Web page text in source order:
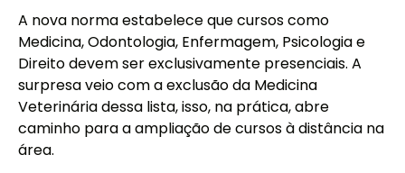
A nova norma estabelece que cursos como
Medicina, Odontologia, Enfermagem, Psicologia e
Direito devem ser exclusivamente presenciais. A
surpresa veio com a exclusão da Medicina
Veterinária dessa lista, isso, na prática, abre
caminho para a ampliação de cursos à distância na
área.